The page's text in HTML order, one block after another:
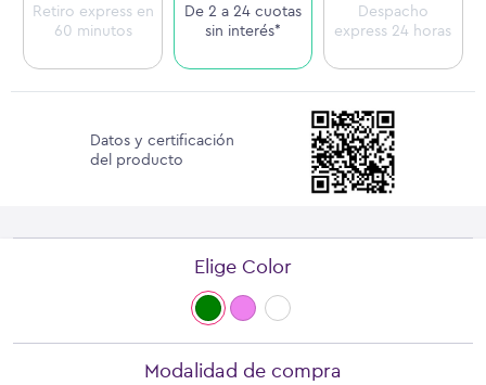
Retiro express en
60 minutos
De 2 a 24 cuotas
sin interés*
Despacho
express 24 horas
Datos y certificación
del producto
Elige Color
Modalidad de compra